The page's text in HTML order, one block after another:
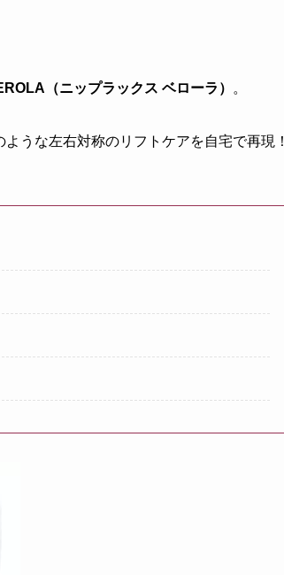
（ニップラックス ベローラ） 。
うな左右対称のリフトケアを自宅で再現！